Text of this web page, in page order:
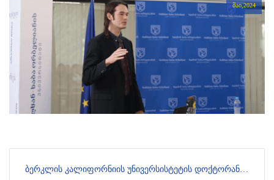
ᲛᲐᲘ,2024
ᲑᲔᲠᲙᲚᲘᲡ ᲙᲐᲚᲘᲤᲝᲠᲜᲘᲘᲡ ᲣᲜᲘᲕᲔᲠᲡᲘᲡᲢᲔᲢᲘᲡ ᲓᲝᲥᲢᲝᲠᲐᲜᲢᲛᲐ ᲡᲐᲑᲐᲣᲜᲘᲨᲘ ᲚᲔᲥᲪᲘᲐ ᲬᲐᲘᲙᲘᲗᲮᲐ